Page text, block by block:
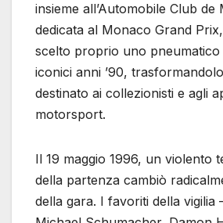
insieme all’Automobile Club de
dedicata al Monaco Grand
scelto proprio uno pneumatico
iconici anni ’90,
destinato ai collezionisti e agli
motorsport.
Il 19 maggio 1996, un violento
della partenza cambiò
della gara. I favoriti della